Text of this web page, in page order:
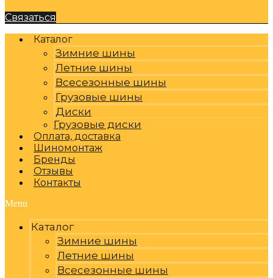
Связаться
Каталог
Зимние шины
Летние шины
Всесезонные шины
Грузовые шины
Диски
Грузовые диски
Оплата, доставка
Шиномонтаж
Бренды
Отзывы
Контакты
Menu
Каталог
Зимние шины
Летние шины
Всесезонные шины